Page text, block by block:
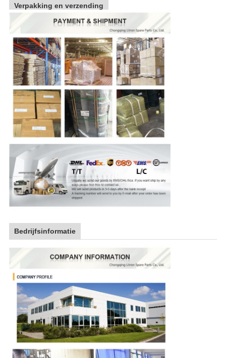
Verpakking en verzending
Bedrijfsinformatie